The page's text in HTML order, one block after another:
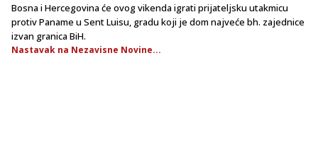
Bosna i Hercegovina će ovog vikenda igrati prijateljsku utakmicu
protiv Paname u Sent Luisu, gradu koji je dom najveće bh. zajednice
izvan granica BiH.
Nastavak na Nezavisne Novine...